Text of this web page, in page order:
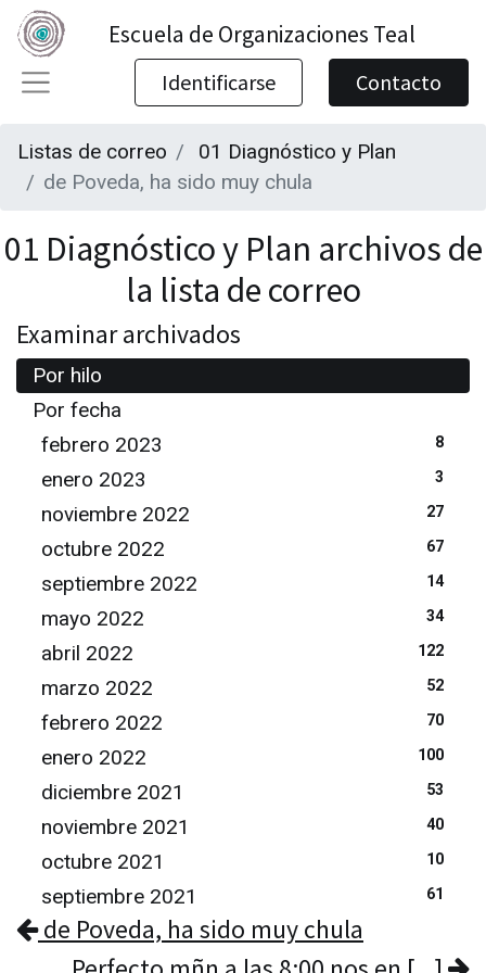
Escuela de Organizaciones Teal
Identificarse Contacto
Listas de correo
01 Diagnóstico y Plan
de Poveda, ha sido muy chula
01 Diagnóstico y Plan archivos de
la lista de correo
Examinar archivados
Por hilo
Por fecha
febrero 2023
8
enero 2023 3
noviembre 2022 27
octubre 2022 67
septiembre 2022 14
mayo 2022 34
abril 2022 122
marzo 2022 52
febrero 2022 70
enero 2022 100
diciembre 2021 53
noviembre 2021 40
octubre 2021 10
septiembre 2021 61
de Poveda, ha sido muy chula